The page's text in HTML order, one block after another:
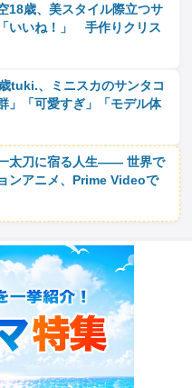
18歳、美スタイル際立つサ
いいね！」 手作りクリス
tuki.、ミニスカのサンタコ
」「可愛すぎ」「モデル体
太刀に宿る人生―― 世界で
ンアニメ、Prime Videoで